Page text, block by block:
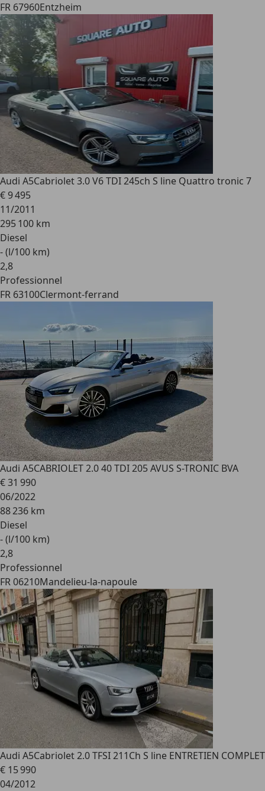
FR 67960Entzheim
Audi A5Cabriolet 3.0 V6 TDI 245ch S line Quattro tronic 7
€ 9 495
11/2011
295 100 km
Diesel
- (l/100 km)
2,8
Professionnel
FR 63100Clermont-ferrand
Audi A5CABRIOLET 2.0 40 TDI 205 AVUS S-TRONIC BVA
€ 31 990
06/2022
88 236 km
Diesel
- (l/100 km)
2,8
Professionnel
FR 06210Mandelieu-la-napoule
Audi A5Cabriolet 2.0 TFSI 211Ch S line ENTRETIEN COMPLET
€ 15 990
04/2012